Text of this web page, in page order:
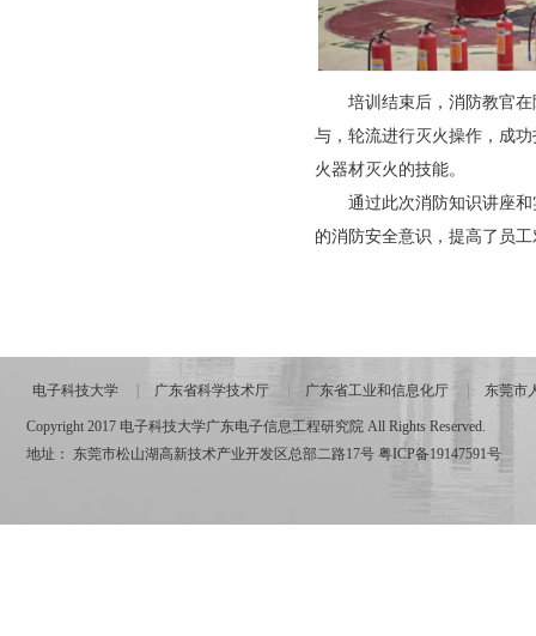
培训结束后，消防教官在
与，轮流进行灭火操作，成
火器材灭火的技能。
通过此次消防知识讲座和
的消防安全意识，提高了员
电子科技大学 广东省科学技术厅 广东省工业和信息化厅 东莞市
Copyright 2017 电子科技大学广东电子信息工程研究院 All Rights Reserved.
地址： 东莞市松山湖高新技术产业开发区总部二路17号 粤ICP备19147591号